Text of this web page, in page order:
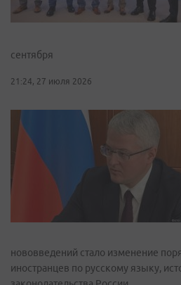
сентября
21:24, 27 июля 2026
нововведений стало изменение
иностранцев по русскому языку,